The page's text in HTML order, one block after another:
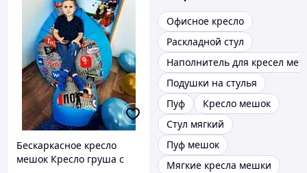
Бескаркасное кресло
мешок Кресло груша с
Офисное кресло
Раскладной стул
Наполнитель для кресел
Подушки на стулья
Пуф
Кресло мешок
Стул мягкий
Пуф мешок
Мягкие кресла мешки